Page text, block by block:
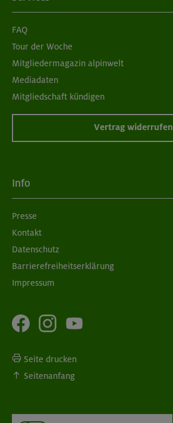
FAQ
Tour der Woche
Mitgliedermagazin alpinwelt
Mediadaten
Mitgliedschaft kündigen
Vertrag widerrufen
Info
Presse
Kontakt
Datenschutz
Barrierefreiheitserklärung
Impressum
Seite drucken
Seitenanfang